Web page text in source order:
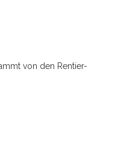
von den Rentier-